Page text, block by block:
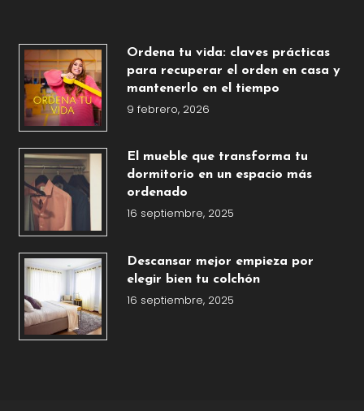
Ordena tu vida: claves prácticas
para recuperar el orden en casa y
mantenerlo en el tiempo
9 febrero, 2026
El mueble que transforma tu
dormitorio en un espacio más
ordenado
16 septiembre, 2025
Descansar mejor empieza por
elegir bien tu colchón
16 septiembre, 2025